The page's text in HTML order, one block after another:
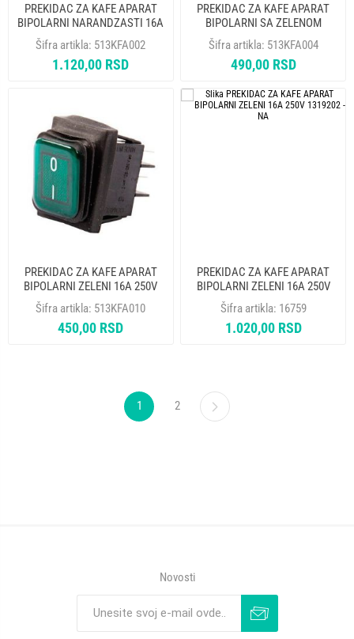
PREKIDAC ZA KAFE APARAT
BIPOLARNI NARANDZASTI 16A
250V
Šifra artikla: 513KFA002
1.120,00 RSD
PREKIDAC ZA KAFE APARAT
BIPOLARNI SA ZELENOM
LAMPICOM 16A 250V
Šifra artikla: 513KFA004
490,00 RSD
PREKIDAC ZA KAFE APARAT
BIPOLARNI ZELENI 16A 250V
Šifra artikla: 513KFA010
450,00 RSD
PREKIDAC ZA KAFE APARAT
BIPOLARNI ZELENI 16A 250V
1319202 - NA
Šifra artikla: 16759
1.020,00 RSD
1 2
Novosti